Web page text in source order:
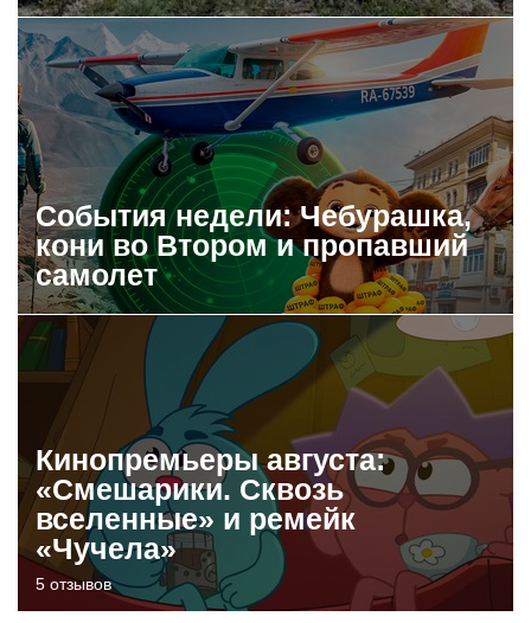
События недели: Чебурашка,
кони во Втором и пропавший
самолет
Кинопремьеры августа:
«Смешарики. Сквозь
вселенные» и ремейк
«Чучела»
5 отзывов